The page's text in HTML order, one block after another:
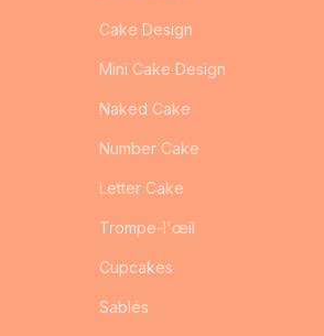
Cake Design
Mini Cake Design
Naked Cake
Number Cake
Letter Cake
Trompe-l'œil
Cupcakes
Sablés